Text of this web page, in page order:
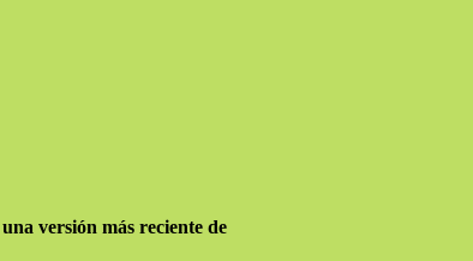
versión más reciente de